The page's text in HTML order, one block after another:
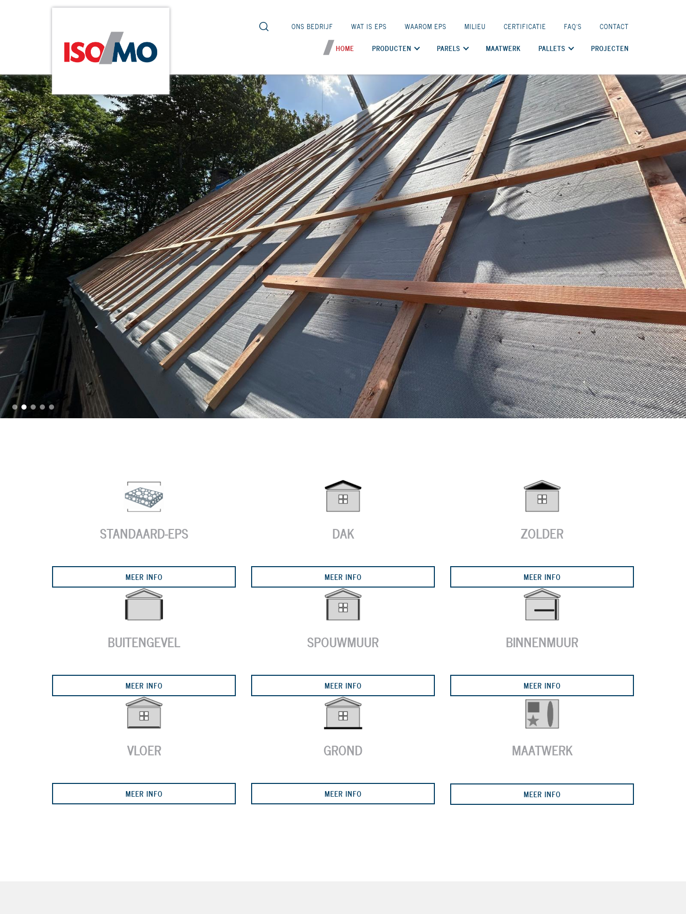
ONS BEDRIJF WAT IS EPS WAAROM EPS MILIEU CERTIFICATIE FAQ'S CONTACT
HOME PRODUCTEN PARELS MAATWERK PALLETS PROJECTEN
STANDAARD-EPS
MEER INFO
DAK
MEER INFO
ZOLDER
MEER INFO
BUITENGEVEL
MEER INFO
SPOUWMUUR
MEER INFO
BINNENMUUR
MEER INFO
VLOER
MEER INFO
GROND
MEER INFO
MAATWERK
MEER INFO